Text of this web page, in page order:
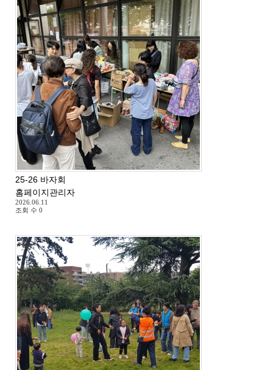
25-26 바자회
홈페이지관리자
2026.06.11
조회 수 0